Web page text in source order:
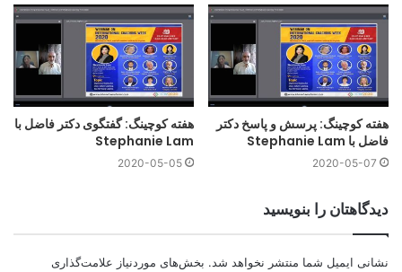
هفته کوچینگ: پرسش و پاسخ دکتر
فاضل با Stephanie Lam
2020-05-07
هفته کوچینگ: گفتگوی دکتر فاضل با
Stephanie Lam
2020-05-05
دیدگاهتان را بنویسید
نشانی ایمیل شما منتشر نخواهد شد. بخش‌های موردنیاز علامت‌گذاری